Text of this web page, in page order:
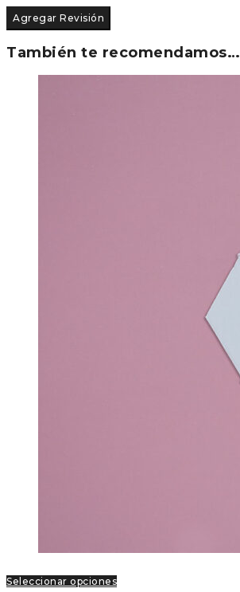
También te recomendamos…
Seleccionar opciones